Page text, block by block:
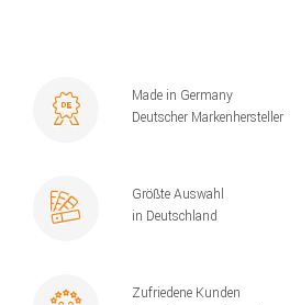
Made in Germany
Deutscher Markenhersteller
Größte Auswahl
in Deutschland
Zufriedene Kunden